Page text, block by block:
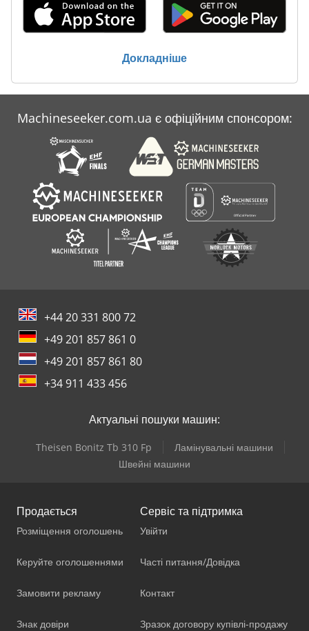
Thiel
Горизонтальні Христина Бейкер
Кліше
Німеччина
Докладніше
Machineseeker.com.ua є офіційним спонсором:
+44 20 331 800 72
+49 201 857 861 0
+49 201 857 861 80
+34 911 433 456
Актуальні пошуки машин:
Theisen Bonitz Tb 310 Fp
Ламінувальні машини
Швейні машини
Продається
Розміщення оголошень
Керуйте оголошеннями
Замовити рекламу
Знак довіри
Сервіс та підтримка
Увійти
Часті питання/Довідка
Контакт
Зразок договору купівлі-продажу